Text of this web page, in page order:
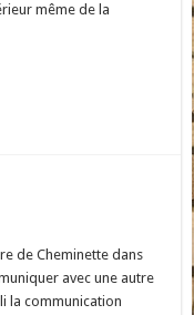
même de la
de Cheminette dans
avec une autre
la communication